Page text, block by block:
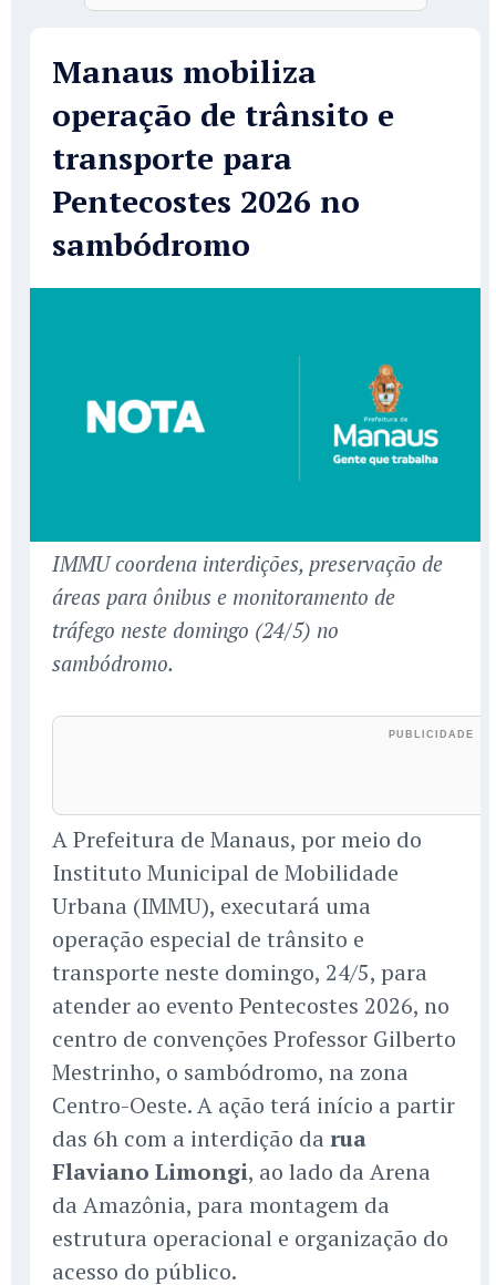
Manaus mobiliza
operação de trânsito e
transporte para
Pentecostes 2026 no
sambódromo
IMMU coordena interdições, preservação de
áreas para ônibus e monitoramento de
tráfego neste domingo (24/5) no
sambódromo.
A Prefeitura de Manaus, por meio do
Instituto Municipal de Mobilidade
Urbana (IMMU), executará uma
operação especial de trânsito e
transporte neste domingo, 24/5, para
atender ao evento Pentecostes 2026, no
centro de convenções Professor Gilberto
Mestrinho, o sambódromo, na zona
Centro-Oeste. A ação terá início a partir
das 6h com a interdição da rua
Flaviano Limongi, ao lado da Arena
da Amazônia, para montagem da
estrutura operacional e organização do
acesso do público.